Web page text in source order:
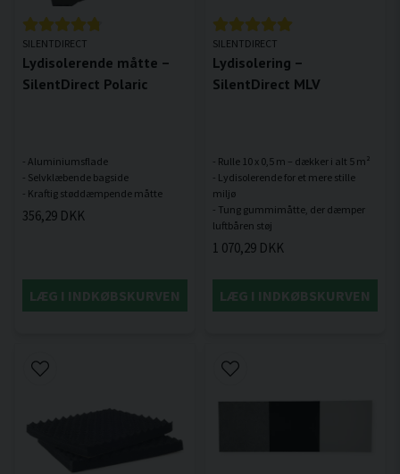
SILENTDIRECT
Lydisolerende måtte –
SilentDirect Polaric
- Aluminiumsflade
- Selvklæbende bagside
356,29 DKK
LÆG I INDKØBSKURVEN
SILENTDIRECT
Lydisolering –
SilentDirect MLV
- Rulle 10 x 0,5 m – dækker i alt 5 m²
- Lydisolerende for et mere stille
miljø
- Tung gummimåtte, der dæmper
1 070,29 DKK
LÆG I INDKØBSKURVEN